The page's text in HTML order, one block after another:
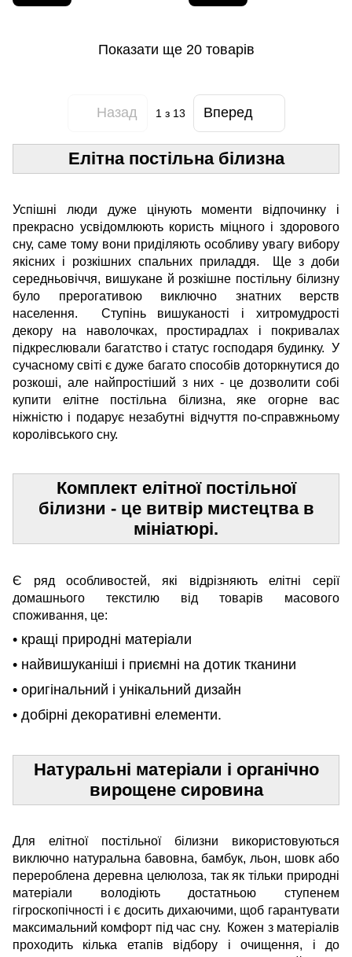
Показати ще 20 товарів
Назад 1 з 13 Вперед
Елітна постільна білизна
Успішні люди дуже цінують моменти відпочинку і
прекрасно усвідомлюють користь міцного і здорового
сну, саме тому вони приділяють особливу увагу вибору
якісних і розкішних спальних приладдя. Ще з доби
середньовіччя, вишукане й розкішне постільну білизну
було прерогативою виключно знатних верств
населення. Ступінь вишуканості і хитромудрості
декору на наволочках, простирадлах і покривалах
підкреслювали багатство і статус господаря будинку. У
сучасному світі є дуже багато способів доторкнутися до
розкоші, але найпростіший з них - це дозволити собі
купити елітне постільна білизна, яке огорне вас
ніжністю і подарує незабутні відчуття по-справжньому
королівського сну.
Комплект елітної постільної
білизни - це витвір мистецтва в
мініатюрі.
Є ряд особливостей, які відрізняють елітні серії
домашнього текстилю від товарів масового
споживання, це:
• кращі природні матеріали
• найвишуканіші і приємні на дотик тканини
• оригінальний і унікальний дизайн
• добірні декоративні елементи.
Натуральні матеріали і органічно
вирощене сировина
Для елітної постільної білизни використовуються
виключно натуральна бавовна, бамбук, льон, шовк або
перероблена деревна целюлоза, так як тільки природні
матеріали володіють достатньою ступенем
гігроскопічності і є досить дихаючими, щоб гарантувати
максимальний комфорт під час сну. Кожен з матеріалів
проходить кілька етапів відбору і очищення, і до